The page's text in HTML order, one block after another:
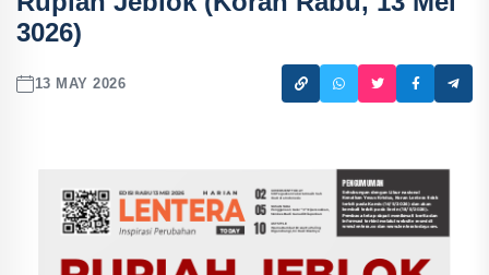
3026)
13 MAY 2026